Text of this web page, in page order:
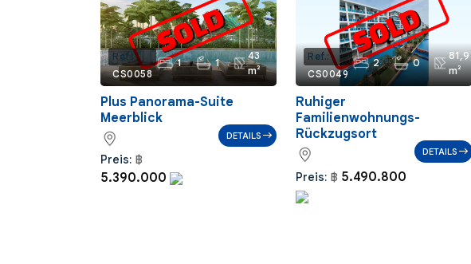
Ref.:
CS0058
1 1
43
m²
Plus Panorama-Suite
Meerblick
Preis: ฿
5.390.000
DETAILS
Ref.:
CS0049
2 0
81,9
m²
Ruhiger
Familienwohnungs-
Rückzugsort
Preis: ฿ 5.490.800
DETAILS